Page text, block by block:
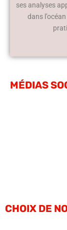
ses analyses
dans
MÉDIAS
CHOIX DE